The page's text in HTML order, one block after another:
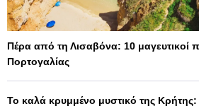
Πέρα από τη Λισαβόνα: 10 μαγευτικοί
Πορτογαλίας
Το καλά κρυμμένο μυστικό της